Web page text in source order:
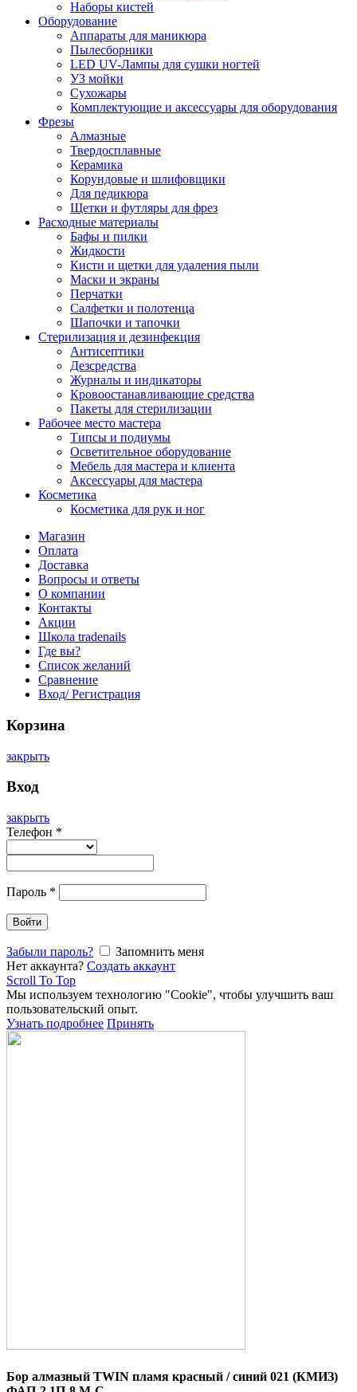
Наборы кистей
Оборудование
Аппараты для маникюра
Пылесборники
LED UV-Лампы для сушки ногтей
УЗ мойки
Сухожары
Комплектующие и аксессуары для оборудования
Фрезы
Алмазные
Твердосплавные
Керамика
Корундовые и шлифовщики
Для педикюра
Щетки и футляры для фрез
Расходные материалы
Бафы и пилки
Жидкости
Кисти и щетки для удаления пыли
Маски и экраны
Перчатки
Салфетки и полотенца
Шапочки и тапочки
Стерилизация и дезинфекция
Антисептики
Дезсредства
Журналы и индикаторы
Кровоостанавливающие средства
Пакеты для стерилизации
Рабочее место мастера
Типсы и подиумы
Осветительное оборудование
Мебель для мастера и клиента
Аксессуары для мастера
Косметика
Косметика для рук и ног
Магазин
Оплата
Доставка
Вопросы и ответы
О компании
Контакты
Акции
Школа tradenails
Где вы?
Список желаний
Сравнение
Вход/ Регистрация
Корзина
закрыть
Вход
закрыть
Телефон *
Пароль *
Войти
Забыли пароль?
Запомнить меня
Нет аккаунта? Создать аккаунт
Scroll To Top
Мы используем технологию "Cookie", чтобы улучшить ваш
пользовательский опыт.
Узнать подробнее Принять
Бор алмазный TWIN пламя красный / синий 021 (КМИЗ)